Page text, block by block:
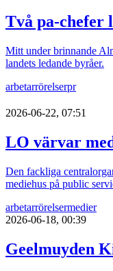
Två pa-chefer
Mitt under brinnande
landets ledande byråer.
arbetarrörelserpr
2026-06-22, 07:51
LO värvar
Den fackliga
mediehus på public
arbetarrörelsermedier
2026-06-18, 00:39
Geelmuyden